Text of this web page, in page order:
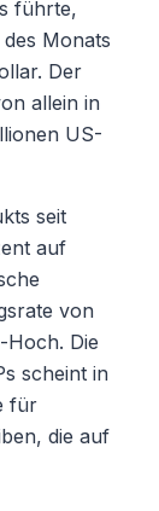
führte,
Monats
Der
allein in
US-
seit
auf
von
Hoch. Die
scheint in
für
die auf